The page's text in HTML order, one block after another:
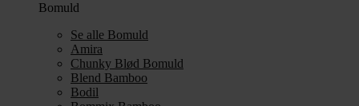
Bomuld
Se alle Bomuld
Amira
Chunky Blød Bomuld
Blend Bamboo
Bodil